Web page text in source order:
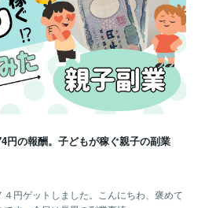
円の報酬。子どもが稼ぐ親子の副業
円ゲットしました。こんにちわ、褒めて